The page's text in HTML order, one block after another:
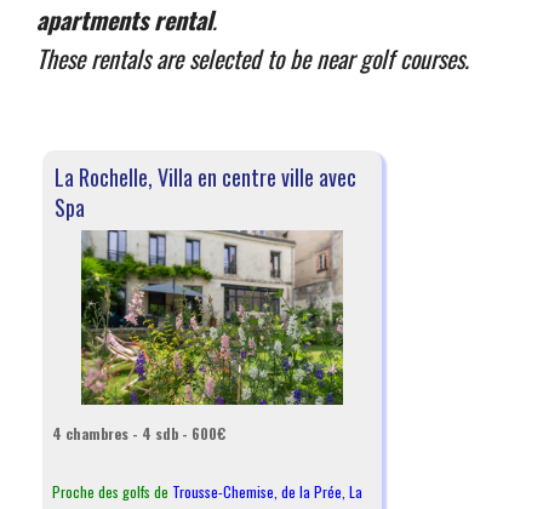
apartments rental.
These rentals are selected to be near golf courses.
La Rochelle, Villa en centre ville avec
Spa
4 chambres - 4 sdb - 600€
Proche des golfs de Trousse-Chemise, de la Prée, La